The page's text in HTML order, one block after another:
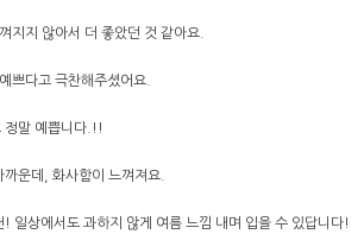
지지 않아서 더 좋았던 것 같아요.
쁘다고 극찬해주셨어요.
정말 예쁩니다.!!
운데, 화사함이 느껴져요.
! 일상에서도 과하지 않게 여름 느낌 내며 입을 수 있답니다!